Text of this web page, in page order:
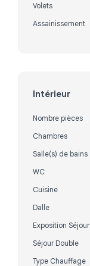
Volets
Assainissement
Intérieur
Nombre pièces
Chambres
Salle(s) de bains
WC
Cuisine
Dalle
Exposition Séjour
Séjour Double
Type Chauffage